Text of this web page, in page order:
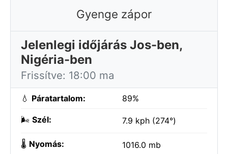
Gyenge zápor
Jelenlegi időjárás Jos-ben,
Nigéria-ben
Frissítve: 18:00 ma
💧 Páratartalom: 89%
🌬️ Szél: 7.9 kph (274°)
🌡️ Nyomás: 1016.0 mb